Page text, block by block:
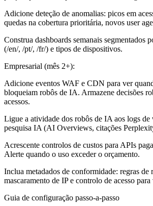
Adicione deteção de anomalias: picos em
quedas na cobertura prioritária, novos user
Construa dashboards semanais segmentados
(/en/, /pt/, /fr/) e tipos de dispositivos.
Empresarial (mês 2+):
Adicione eventos WAF e CDN para ver
bloqueiam robôs de IA. Armazene decisões
acessos.
Ligue a atividade dos robôs de IA aos logs
pesquisa IA (AI Overviews, citações
Acrescente controlos de custos para APIs
Alerte quando o uso exceder o orçamento.
Inclua metadados de conformidade: regras de
mascaramento de IP e controlo de acesso
Guia de configuração passo-a-passo